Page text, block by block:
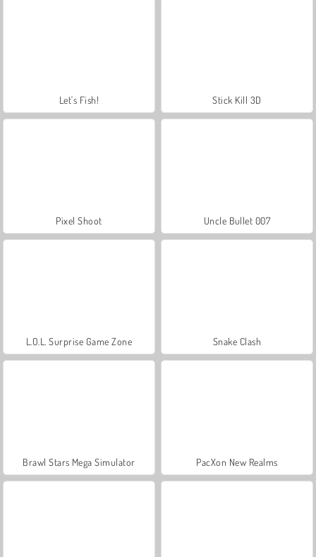
Let's Fish! Stick Kill 3D
Pixel Shoot Uncle Bullet 007
L.O.L. Surprise Game Zone Snake Clash
Brawl Stars Mega Simulator PacXon New Realms